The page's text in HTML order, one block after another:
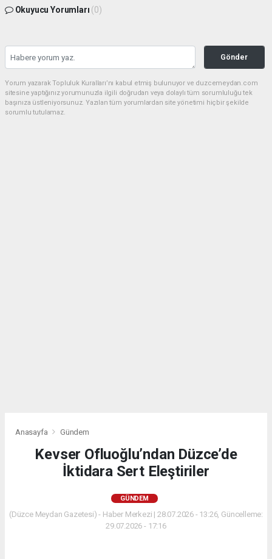
Okuyucu Yorumları (0)
Gönder
Yorum yazarak Topluluk Kuralları’nı kabul etmiş bulunuyor ve duzcemeydan.com
sitesine yaptığınız yorumunuzla ilgili doğrudan veya dolaylı tüm sorumluluğu tek
başınıza üstleniyorsunuz. Yazılan tüm yorumlardan site yönetimi hiçbir şekilde
sorumlu tutulamaz.
Anasayfa Gündem
Kevser Ofluoğlu’ndan Düzce’de
İktidara Sert Eleştiriler
GÜNDEM
(Düzce Meydan Gazetesi) - Haber Merkezi | 28.07.2026 - 13:26, Güncelleme:
29.07.2026 - 17:16